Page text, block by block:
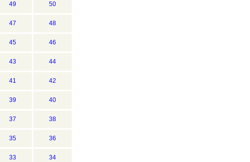
49 50
47 48
45 46
43 44
41 42
39 40
37 38
35 36
33 34